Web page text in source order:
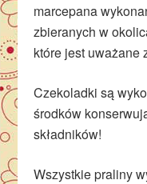
marcepana
zbieranych w
które jest uważane
Czekoladki są
środków
składników!
Wszystkie praliny